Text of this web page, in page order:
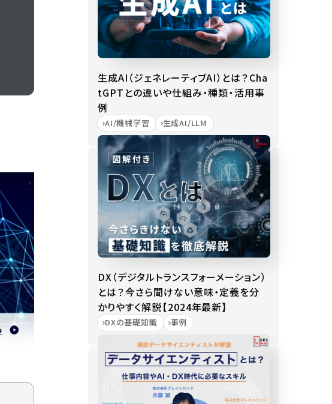
生成AI（ジェネレーティブAI）とは？Cha
tGPTとの違いや仕組み・種類・活用事
例
AI/機械学習 生成AI/LLM
DX（デジタルトランスフォーメーション）
とは？今さら聞けない意味・定義を分
かりやすく解説【2024年最新】
DXの基礎知識 事例